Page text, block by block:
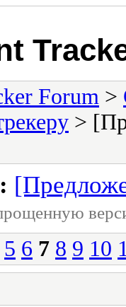
Forum >
>
5 6 7 8 9 10